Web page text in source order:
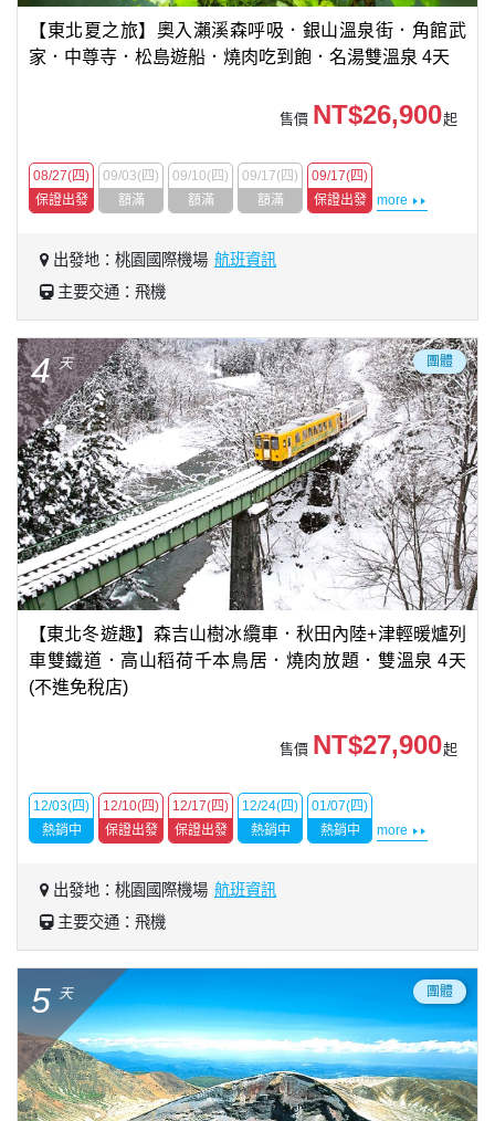
【東北夏之旅】奧入瀨溪森呼吸．銀山溫泉街．角館武
家．中尊寺．松島遊船．燒肉吃到飽．名湯雙溫泉 4天
售價 NT$26,900起
08/27(四)
保證出發
09/03(四)
額滿
09/10(四)
額滿
09/17(四)
額滿
09/17(四)
保證出發
more
出發地：桃園國際機場 航班資訊
主要交通：飛機
4 天 團體
【東北冬遊趣】森吉山樹冰纜車．秋田內陸+津輕暖爐列
車雙鐵道．高山稻荷千本鳥居．燒肉放題．雙溫泉 4天
(不進免稅店)
售價 NT$27,900起
12/03(四)
熱銷中
12/10(四)
保證出發
12/17(四)
保證出發
12/24(四)
熱銷中
01/07(四)
熱銷中
more
出發地：桃園國際機場 航班資訊
主要交通：飛機
5 天 團體